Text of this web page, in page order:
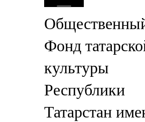
Фонд
культуры
Республики
Татарстан